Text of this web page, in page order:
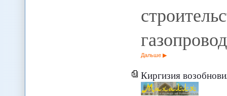
Дальше
Киргизия возобновила